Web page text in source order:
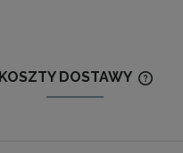
KOSZTY DOSTAWY